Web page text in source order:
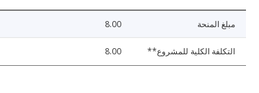
مبلغ المنحة 8.00
التكلفة الكلية للمشروع** 8.00